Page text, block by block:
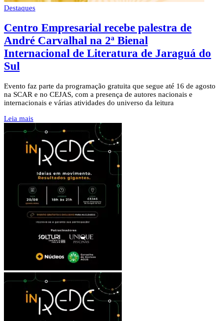
Destaques
Centro Empresarial recebe palestra de
André Carvalhal na 2ª Bienal
Internacional de Literatura de Jaraguá do
Sul
Evento faz parte da programação gratuita que segue até 16 de agosto
na SCAR e no CEJAS, com a presença de autores nacionais e
internacionais e várias atividades do universo da leitura
Leia mais